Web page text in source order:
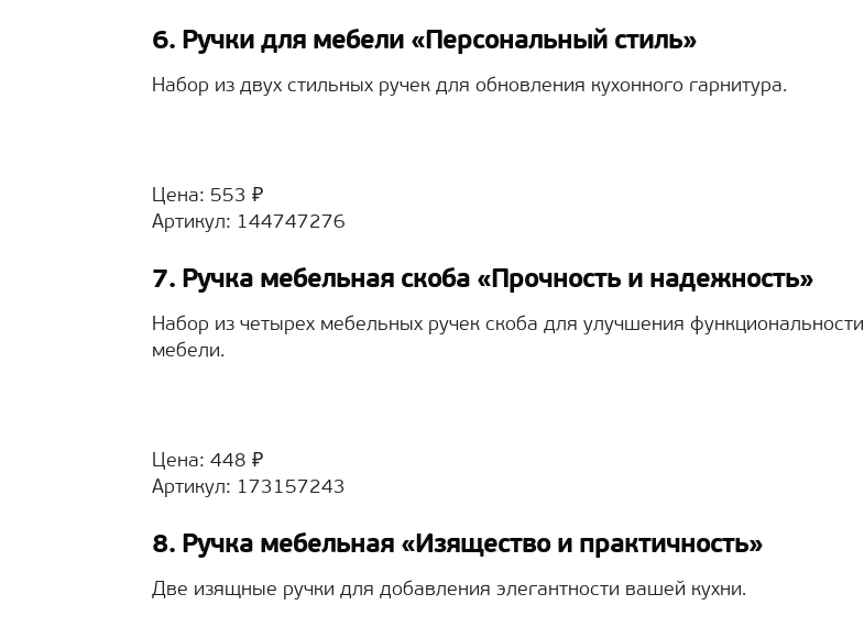
6. Ручки для мебели «Персональный стиль»
Набор из двух стильных ручек для обновления кухонного гарнитура.
Цена: 553 ₽
Артикул: 144747276
7. Ручка мебельная скоба «Прочность и надежность»
Набор из четырех мебельных ручек скоба для улучшения функциональности
мебели.
Цена: 448 ₽
Артикул: 173157243
8. Ручка мебельная «Изящество и практичность»
Две изящные ручки для добавления элегантности вашей кухни.